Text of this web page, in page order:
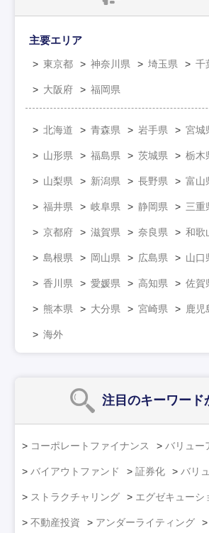
主要エリア
東京都 神奈川県 埼玉県 千
大阪府 福岡県
北海道 青森県 岩手県 宮城
山形県 福島県 茨城県 栃木
山梨県 新潟県 長野県 富山
福井県 岐阜県 静岡県 三重
京都府 滋賀県 奈良県 和歌
島根県 岡山県 広島県 山口
香川県 愛媛県 高知県 佐賀
熊本県 大分県 宮崎県 鹿児
海外
注目のキーワード
コーポレートファイナンス バリュー
バイアウトファンド 証券化 バリ
ストラクチャリング エグゼキューシ
不動産投資 アンダーライティング